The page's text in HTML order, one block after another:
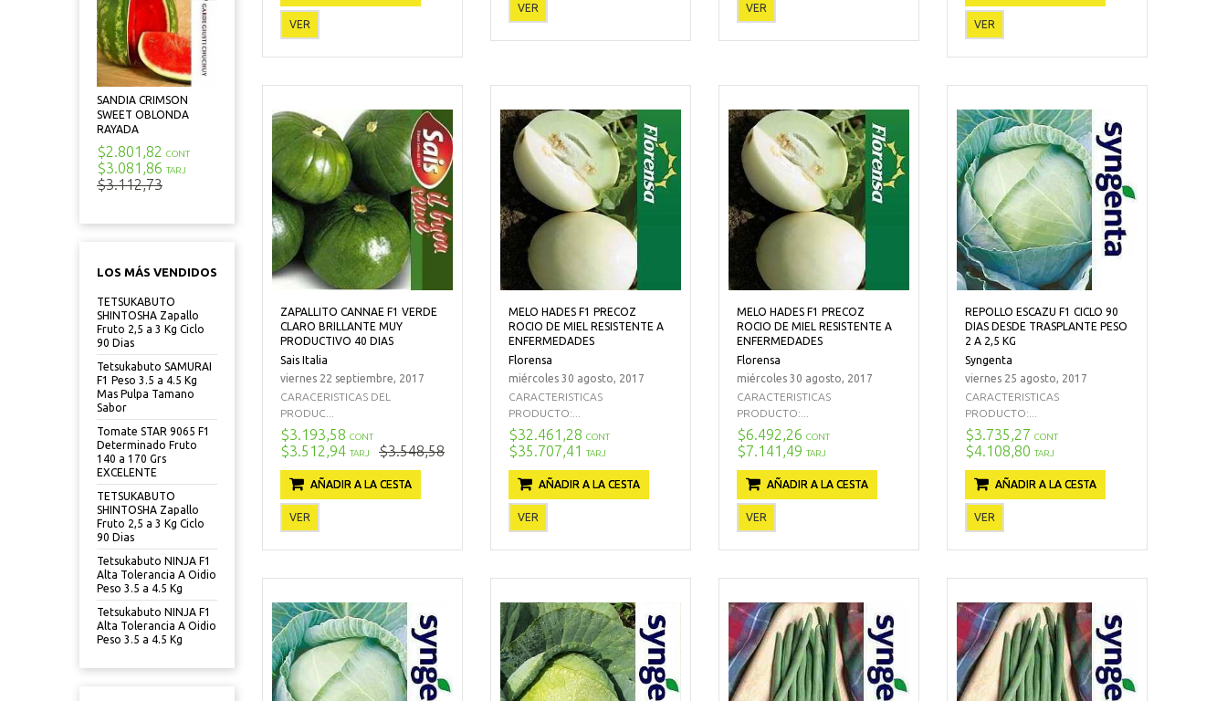
SANDIA CRIMSON
SWEET OBLONDA
RAYADA
$2.801,82 CONT
$3.081,86 TARJ
$3.112,73
LOS MÁS VENDIDOS
TETSUKABUTO
SHINTOSHA Zapallo
Fruto 2,5 a 3 Kg Ciclo
90 Dias
Tetsukabuto SAMURAI
F1 Peso 3.5 a 4.5 Kg
Mas Pulpa Tamano
Sabor
Tomate STAR 9065 F1
Determinado Fruto
140 a 170 Grs
EXCELENTE
TETSUKABUTO
SHINTOSHA Zapallo
Fruto 2,5 a 3 Kg Ciclo
90 Dias
Tetsukabuto NINJA F1
Alta Tolerancia A Oidio
Peso 3.5 a 4.5 Kg
Tetsukabuto NINJA F1
Alta Tolerancia A Oidio
Peso 3.5 a 4.5 Kg
VER
VER VER
VER
ZAPALLITO CANNAE F1 VERDE
CLARO BRILLANTE MUY
PRODUCTIVO 40 DIAS
Sais Italia
viernes 22 septiembre, 2017
CARACERISTICAS DEL
PRODUC...
$3.193,58 CONT
$3.512,94 TARJ $3.548,58
AÑADIR A LA CESTA
VER
MELO HADES F1 PRECOZ
ROCIO DE MIEL RESISTENTE A
ENFERMEDADES
Florensa
miércoles 30 agosto, 2017
CARACTERISTICAS
PRODUCTO:...
$32.461,28 CONT
$35.707,41 TARJ
AÑADIR A LA CESTA
VER
MELO HADES F1 PRECOZ
ROCIO DE MIEL RESISTENTE A
ENFERMEDADES
Florensa
miércoles 30 agosto, 2017
CARACTERISTICAS
PRODUCTO:...
$6.492,26 CONT
$7.141,49 TARJ
AÑADIR A LA CESTA
VER
REPOLLO ESCAZU F1 CICLO 90
DIAS DESDE TRASPLANTE PESO
2 A 2,5 KG
Syngenta
viernes 25 agosto, 2017
CARACTERISTICAS
PRODUCTO:...
$3.735,27 CONT
$4.108,80 TARJ
AÑADIR A LA CESTA
VER